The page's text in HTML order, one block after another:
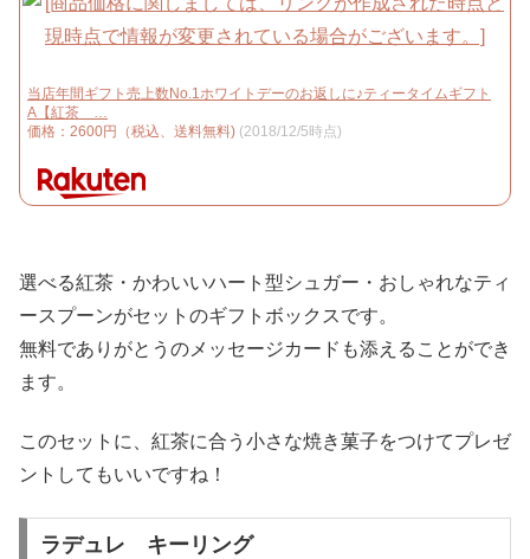
当店年間ギフト売上数No.1ホワイトデーのお返しに♪ティータイムギフト
A【紅茶 …
価格：2600円（税込、送料無料) (2018/12/5時点)
選べる紅茶・かわいいハート型シュガー・おしゃれなティ
ースプーンがセットのギフトボックスです。
無料でありがとうのメッセージカードも添えることができ
ます。
このセットに、紅茶に合う小さな焼き菓子をつけてプレゼ
ントしてもいいですね！
ラデュレ キーリング